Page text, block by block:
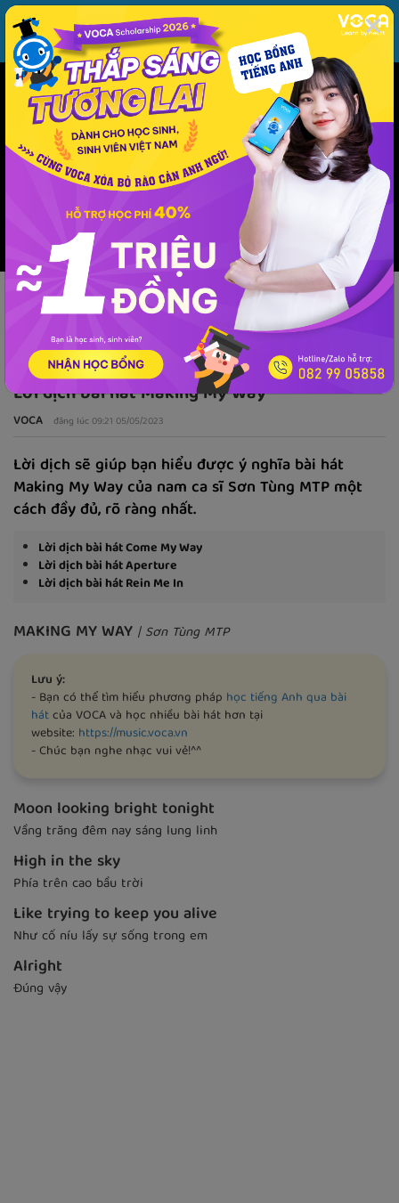
MENU ĐĂNG NHẬP
VOCA Từ vựng Ngữ pháp Mẫu câu Học phát âm Giao tiếp Luyện viết
Lời dịch
Âm nhạc
Lời dịch
Lời dịch bài hát Making My Way
VOCA đăng lúc 09:21 05/05/2023
Lời dịch sẽ giúp bạn hiểu được ý nghĩa bài hát
Making My Way của nam ca sĩ Sơn Tùng MTP một
cách đầy đủ, rõ ràng nhất.
Lời dịch bài hát Come My Way
Lời dịch bài hát Aperture
Lời dịch bài hát Rein Me In
MAKING MY WAY | Sơn Tùng MTP
Lưu ý:
- Bạn có thể tìm hiểu phương pháp học tiếng Anh qua bài
hátcủa VOCA và học nhiều bài hát hơn tại
website: https://music.voca.vn
- Chúc bạn nghe nhạc vui vẻ!^^
Moon looking bright tonight
Vầng trăng đêm nay sáng lung linh
High in the sky
Phía trên cao bầu trời
Like trying to keep you alive
Như cố níu lấy sự sống trong em
Alright
Đúng vậy